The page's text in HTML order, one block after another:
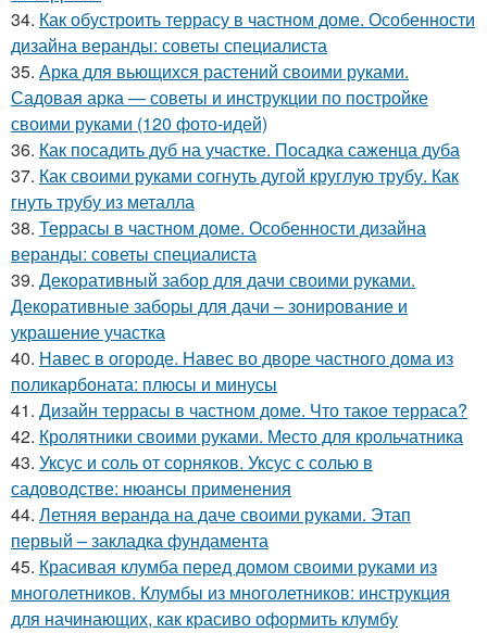
34. Как обустроить террасу в частном доме. Особенности
дизайна веранды: советы специалиста
35. Арка для вьющихся растений своими руками.
Садовая арка — советы и инструкции по постройке
своими руками (120 фото-идей)
36. Как посадить дуб на участке. Посадка саженца дуба
37. Как своими руками согнуть дугой круглую трубу. Как
гнуть трубу из металла
38. Террасы в частном доме. Особенности дизайна
веранды: советы специалиста
39. Декоративный забор для дачи своими руками.
Декоративные заборы для дачи – зонирование и
украшение участка
40. Навес в огороде. Навес во дворе частного дома из
поликарбоната: плюсы и минусы
41. Дизайн террасы в частном доме. Что такое терраса?
42. Кролятники своими руками. Место для крольчатника
43. Уксус и соль от сорняков. Уксус с солью в
садоводстве: нюансы применения
44. Летняя веранда на даче своими руками. Этап
первый – закладка фундамента
45. Красивая клумба перед домом своими руками из
многолетников. Клумбы из многолетников: инструкция
для начинающих, как красиво оформить клумбу